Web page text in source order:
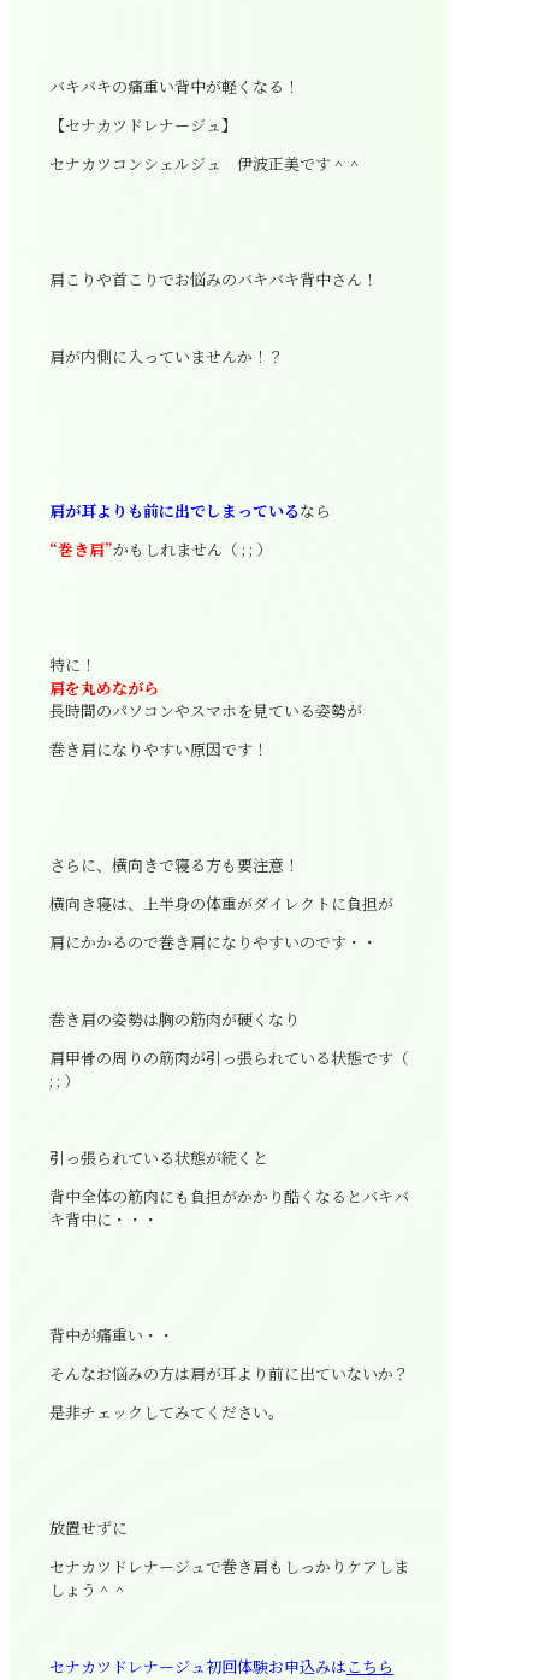
バキバキの痛重い背中が軽くなる！
【セナカツドレナージュ】
セナカツコンシェルジュ 伊波正美です＾＾
肩こりや首こりでお悩みのバキバキ背中さん！
肩が内側に入っていませんか！？
肩が耳よりも前に出でしまっているなら
“巻き肩”かもしれません（ ; ; ）
特に！
肩を丸めながら
長時間のパソコンやスマホを見ている姿勢が
巻き肩になりやすい原因です！
さらに、横向きで寝る方も要注意！
横向き寝は、上半身の体重がダイレクトに負担が
肩にかかるので巻き肩になりやすいのです・・
巻き肩の姿勢は胸の筋肉が硬くなり
肩甲骨の周りの筋肉が引っ張られている状態です（
; ; ）
引っ張られている状態が続くと
背中全体の筋肉にも負担がかかり酷くなるとバキバ
キ背中に・・・
背中が痛重い・・
そんなお悩みの方は肩が耳より前に出ていないか？
是非チェックしてみてください。
放置せずに
セナカツドレナージュで巻き肩もしっかりケアしま
しょう＾＾
セナカツドレナージュ初回体験お申込みはこちら